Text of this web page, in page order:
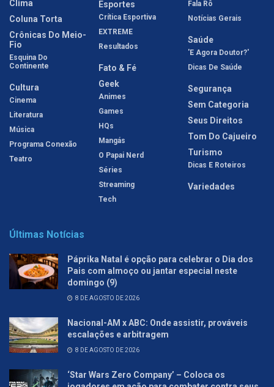
Clima
Coluna Torta
Crônicas Do Meio-
Fio
Esquina Do
Continente
Cultura
Cinema
Literatura
Música
Programa Conexão
Teatro
Esportes
Crítica Esportiva
EXTREME
Resultados
Fato & Fé
Geek
Animes
Games
HQs
Mangás
O Papai Nerd
Séries
Streaming
Tech
Fala Rô
Notícias Gerais
Saúde
'E Agora Doutor?'
Dicas De Saúde
Segurança
Sem Categoria
Seus Direitos
Tom Do Cajueiro
Turismo
Dicas E Roteiros
Variedades
Últimas Notícias
Páprika Natal é opção para celebrar o Dia dos
Pais com almoço ou jantar especial neste
domingo (9)
8 DE AGOSTO DE 2026
Nacional-AM x ABC: Onde assistir, prováveis
escalações e arbitragem
8 DE AGOSTO DE 2026
‘Star Wars Zero Company’ – Coloca os